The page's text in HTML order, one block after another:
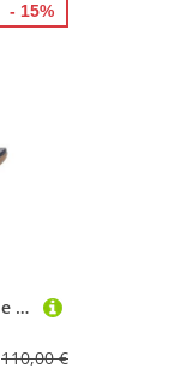
TEVA Herren Outdoorsandale Terra FI 5 Universal dunkelblau | 40 1/2
110,00 €
- 15%